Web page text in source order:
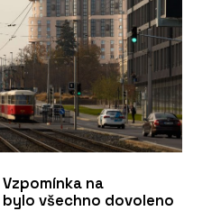
na
všechno dovoleno